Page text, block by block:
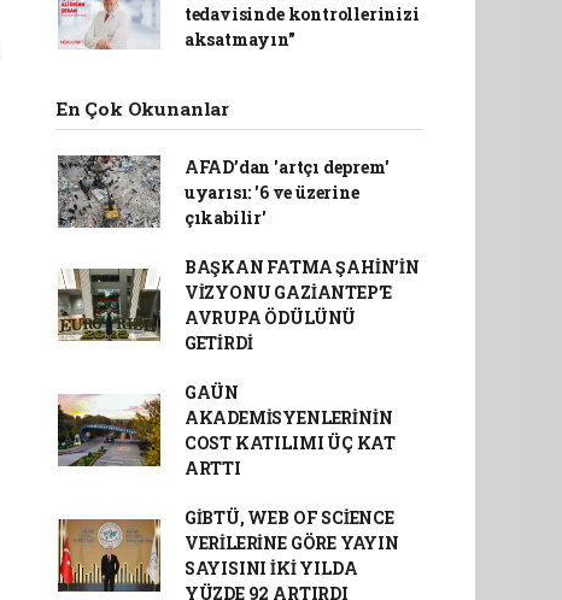
tedavisinde kontrollerinizi
aksatmayın"
En Çok Okunanlar
AFAD’dan 'artçı deprem'
uyarısı: '6 ve üzerine
çıkabilir'
BAŞKAN FATMA ŞAHİN’İN
VİZYONU GAZİANTEP’E
AVRUPA ÖDÜLÜNÜ
GETİRDİ
GAÜN
AKADEMİSYENLERİNİN
COST KATILIMI ÜÇ KAT
ARTTI
GİBTÜ, WEB OF SCİENCE
VERİLERİNE GÖRE YAYIN
SAYISINI İKİ YILDA
YÜZDE 92 ARTIRDI